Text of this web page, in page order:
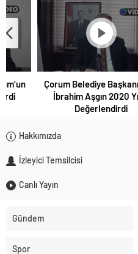
Çorum Belediye Başkanı Halil
İbrahim Aşgın 2020 Yılını
Değerlendirdi
Hakkımızda
İzleyici Temsilcisi
Canlı Yayın
Gündem
Spor